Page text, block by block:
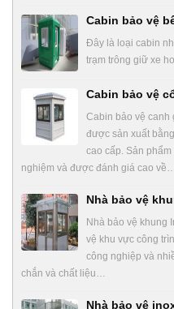
Cabin bảo vệ
Đây là loại cabin
trạm trông giữ xe
Cabin bảo vệ
Cabin bảo vệ canh
được sản xuất
cao cấp. Sản
nghiệm và được đánh giá cao
Nhà bảo vệ
Nhà bảo vệ khung
vệ khu vực công
công nghiệp và
chắn và chất liệu…
Nhà bảo vệ